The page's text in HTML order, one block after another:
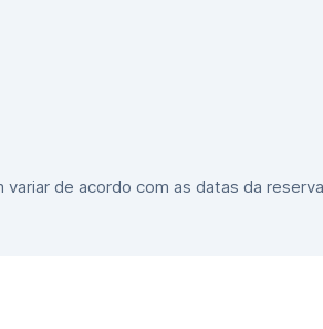
de acordo com as datas da